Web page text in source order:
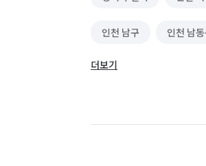
인천 남구 인천 남
인천 옹진군
더보기